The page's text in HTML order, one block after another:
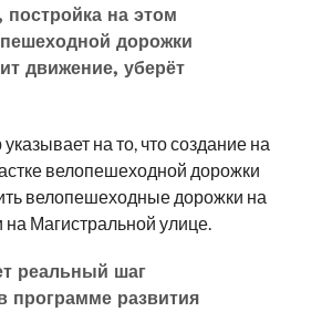
постройка на этом
дорожки
движение, уберёт
на то, что создание на
велопешеходной дорожки
велопешеходные дорожки на
Магистральной улице.
реальный шаг
программе развития